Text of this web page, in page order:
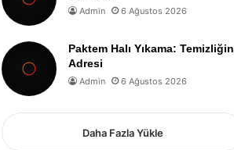
Admin 6 Ağustos 2026
Paktem Halı Yıkama: Temizliğin
Adresi
Admin 6 Ağustos 2026
Daha Fazla Yükle